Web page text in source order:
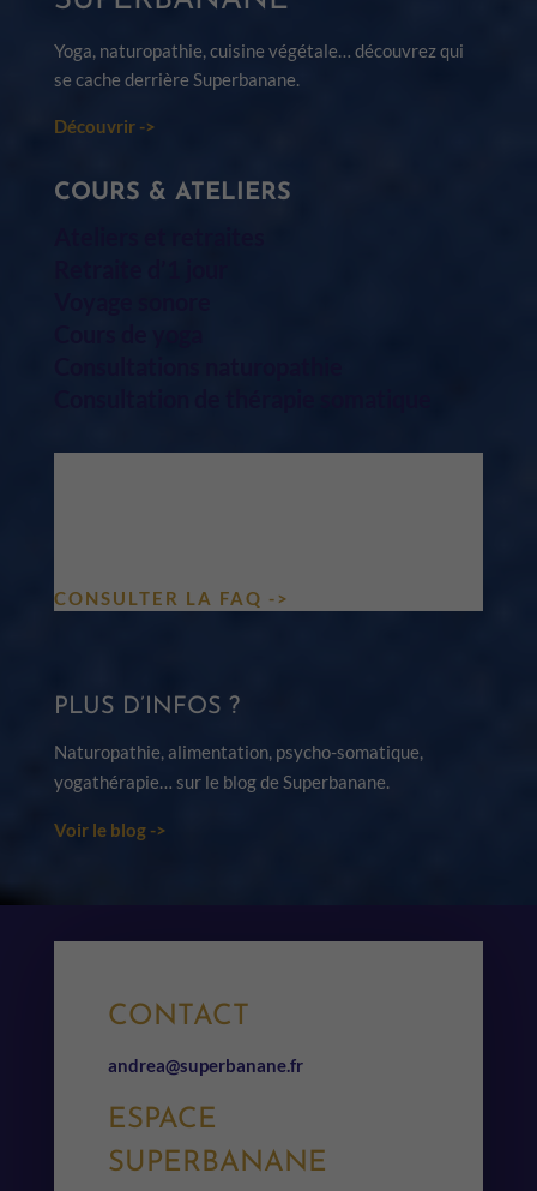
Yoga, naturopathie, cuisine végétale… découvrez qui
se cache derrière Superbanane.
Découvrir ->
COURS & ATELIERS
CONSULTER LA FAQ ->
PLUS D’INFOS ?
Naturopathie, alimentation, psycho-somatique,
yogathérapie… sur le blog de Superbanane.
Voir le blog ->
CONTACT
andrea@superbanane.fr
ESPACE
SUPERBANANE